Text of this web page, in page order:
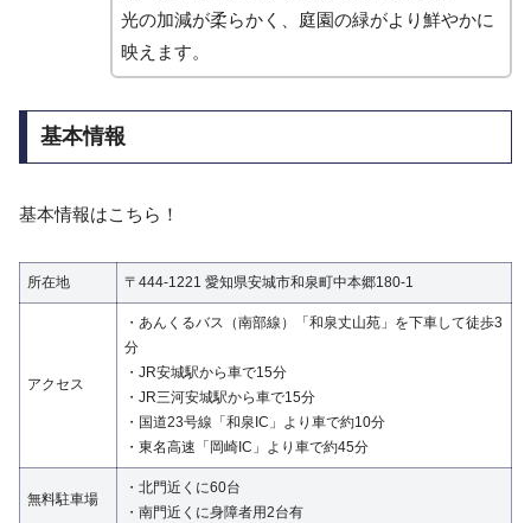
光の加減が柔らかく、庭園の緑がより鮮やかに
映えます。
基本情報
基本情報はこちら！
所在地 〒444-1221 愛知県安城市和泉町中本郷180-1
アクセス
・あんくるバス（南部線）「和泉丈山苑」を下車して徒歩3
分
・JR安城駅から車で15分
・JR三河安城駅から車で15分
・国道23号線「和泉IC」より車で約10分
・東名高速「岡崎IC」より車で約45分
無料駐車場
・北門近くに60台
・南門近くに身障者用2台有